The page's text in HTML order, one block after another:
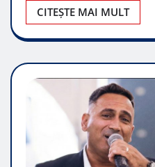
CITEȘTE MAI MULT